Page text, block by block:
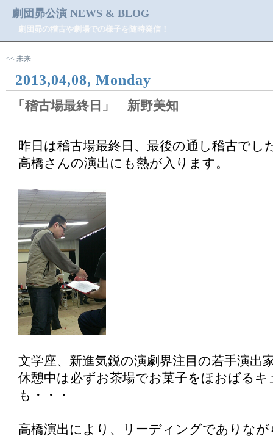
劇団昴公演 NEWS & BLOG
劇団昴の稽古や劇場での様子を随時発信！
<< 未来
2013,04,08, Monday
「稽古場最終日」 新野美知
昨日は稽古場最終日、最後の通し稽古でし
高橋さんの演出にも熱が入ります。
文学座、新進気鋭の演劇界注目の若手演出
休憩中は必ずお茶場でお菓子をほおばるキ
も・・・
高橋演出により、リーディングでありな